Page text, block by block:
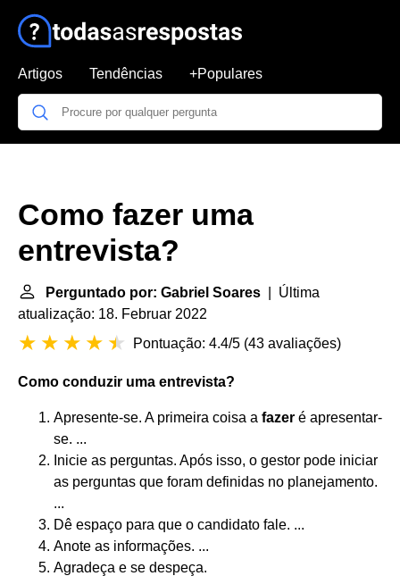
Artigos Tendências +Populares
Como fazer uma
entrevista?
Perguntado por: Gabriel Soares | Última
atualização: 18. Februar 2022
Pontuação: 4.4/5 (43 avaliações)
Como conduzir uma entrevista?
Apresente-se. A primeira coisa a fazer é apresentar-
se. ...
Inicie as perguntas. Após isso, o gestor pode iniciar
as perguntas que foram definidas no planejamento.
...
Dê espaço para que o candidato fale. ...
Anote as informações. ...
Agradeça e se despeça.